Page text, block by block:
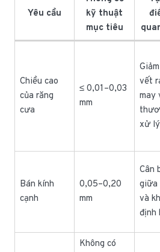
Yêu cầu
kỹ thuật
mục tiêu
Chiều cao
của răng
cưa
≤ 0,01–0,03
mm
vết
may
xử
Bán kính
cạnh
0,05–0,20
mm
Cân
giữa
và
định
Không có